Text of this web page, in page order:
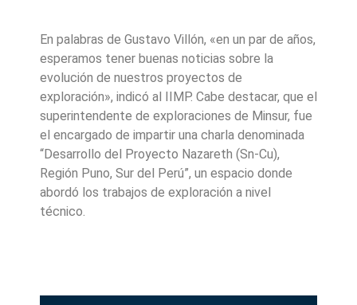
En palabras de Gustavo Villón, «en un par de años,
esperamos tener buenas noticias sobre la
evolución de nuestros proyectos de
exploración», indicó al IIMP. Cabe destacar, que el
superintendente de exploraciones de Minsur, fue
el encargado de impartir una charla denominada
“Desarrollo del Proyecto Nazareth (Sn-Cu),
Región Puno, Sur del Perú”, un espacio donde
abordó los trabajos de exploración a nivel
técnico.